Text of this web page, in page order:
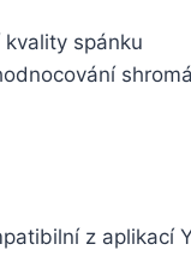
spánku
z aplikací